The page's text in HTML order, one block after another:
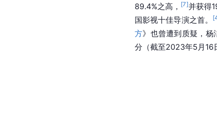
89.4%之高， [7]并获得
国影视十佳导演之首。
[
方》也曾遭到质疑，
分（截至2023年5月16